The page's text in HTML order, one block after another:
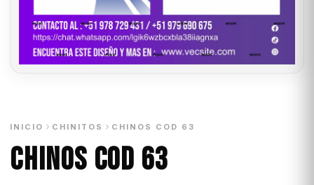
INICIO CHINITOS CHINOS COD 63
CHINOS COD 63